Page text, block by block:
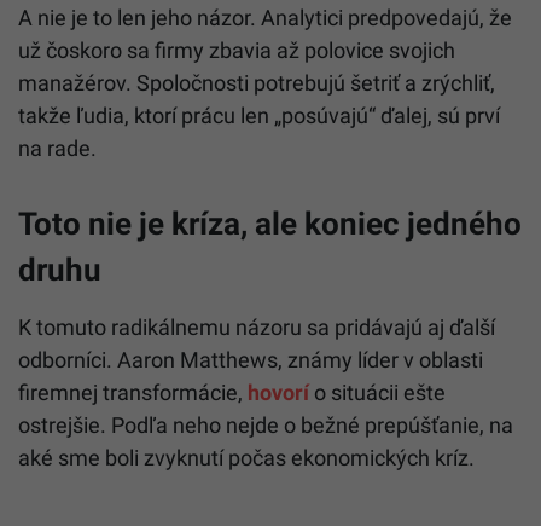
A nie je to len jeho názor. Analytici predpovedajú, že
už čoskoro sa firmy zbavia až polovice svojich
manažérov. Spoločnosti potrebujú šetriť a zrýchliť,
takže ľudia, ktorí prácu len „posúvajú“ ďalej, sú prví
na rade.
Toto nie je kríza, ale koniec jedného
druhu
K tomuto radikálnemu názoru sa pridávajú aj ďalší
odborníci. Aaron Matthews, známy líder v oblasti
firemnej transformácie, hovorí o situácii ešte
ostrejšie. Podľa neho nejde o bežné prepúšťanie, na
aké sme boli zvyknutí počas ekonomických kríz.